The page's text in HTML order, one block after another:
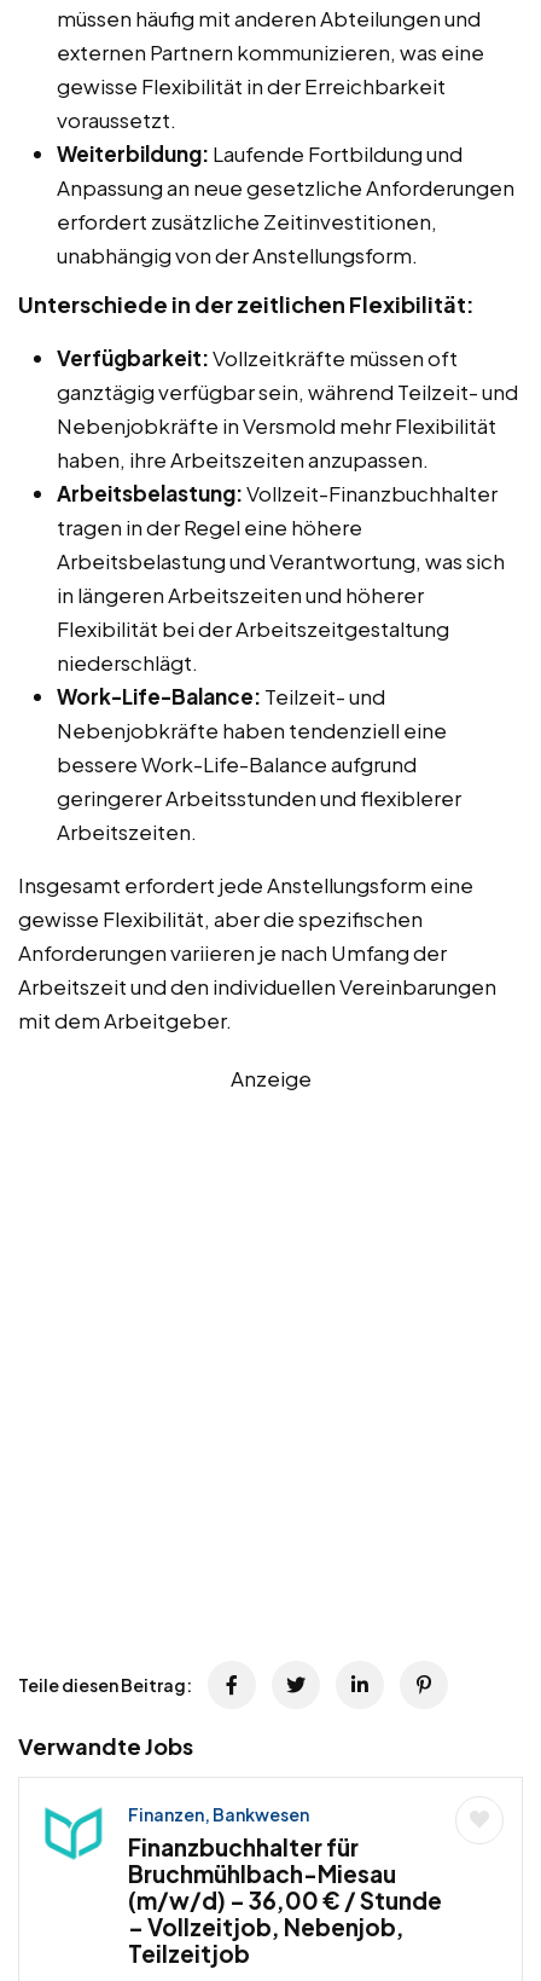
müssen häufig mit anderen Abteilungen und
externen Partnern kommunizieren, was eine
gewisse Flexibilität in der Erreichbarkeit
voraussetzt.
Weiterbildung: Laufende Fortbildung und
Anpassung an neue gesetzliche Anforderungen
erfordert zusätzliche Zeitinvestitionen,
unabhängig von der Anstellungsform.
Unterschiede in der zeitlichen Flexibilität:
Verfügbarkeit:Vollzeitkräfte müssen oft
ganztägig verfügbar sein, während Teilzeit- und
Nebenjobkräfte in Versmold mehr Flexibilität
haben, ihre Arbeitszeiten anzupassen.
Arbeitsbelastung:Vollzeit-Finanzbuchhalter
tragen in der Regel eine höhere
Arbeitsbelastung und Verantwortung, was sich
in längeren Arbeitszeiten und höherer
Flexibilität bei der Arbeitszeitgestaltung
niederschlägt.
Work-Life-Balance: Teilzeit- und
Nebenjobkräfte haben tendenziell eine
bessere Work-Life-Balance aufgrund
geringerer Arbeitsstunden und flexiblerer
Arbeitszeiten.
Insgesamt erfordert jede Anstellungsform eine
gewisse Flexibilität, aber die spezifischen
Anforderungen variieren je nach Umfang der
Arbeitszeit und den individuellen Vereinbarungen
mit dem Arbeitgeber.
Anzeige
Teile diesen Beitrag:
Verwandte Jobs
Finanzen, Bankwesen
Finanzbuchhalter für
Bruchmühlbach-Miesau
(m/w/d) – 36,00 € / Stunde
– Vollzeitjob, Nebenjob,
Teilzeitjob